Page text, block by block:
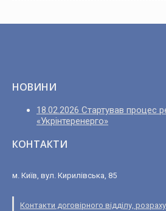
НОВИНИ
18.02.2026 Стартував процес
«Укрінтеренерго»
КОНТАКТИ
м. Київ, вул. Кирилівська, 85
Контакти договірного відділу,